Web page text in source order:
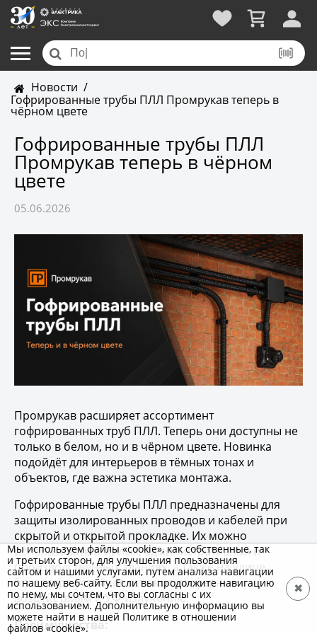
Новости /
Гофрированные трубы ПЛЛ Промрукав теперь в
чёрном цвете
Гофрированные трубы ПЛЛ
Промрукав теперь в чёрном
цвете
05.06.2026
Промрукав расширяет ассортимент
гофрированных труб ПЛЛ. Теперь они доступны не
только в белом, но и в чёрном цвете. Новинка
подойдёт для интерьеров в тёмных тонах и
объектов, где важна эстетика монтажа.
Гофрированные трубы ПЛЛ предназначены для
защиты изолированных проводов и кабелей при
скрытой и открытой прокладке. Их можно
использовать в жилых, административных и
производственных зданиях, а также на улице
благодаря устойчивости к атмосферным
воздействиям и УФ-излучению.
Преимущества:
Мы используем файлы «cookie», как собственные, так
и третьих сторон, для улучшения пользования
сайтом и нашими услугами, путем анализа навигации
по нашему веб-сайту. Если вы продолжите навигацию
по нему, мы сочтем, что вы согласны с их
использованием. Дополнительную информацию вы
можете найти в нашей Политике в отношении
файлов «cookie».
✖